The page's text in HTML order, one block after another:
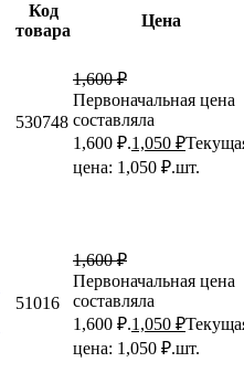
Код
товара
Цена
530748
1,600₽
Первоначальная цена
составляла
1,600 ₽.1,050 ₽
цена: 1,050 ₽.шт.
51016
1,600₽
Первоначальная цена
составляла
1,600 ₽.1,050 ₽
цена: 1,050 ₽.шт.